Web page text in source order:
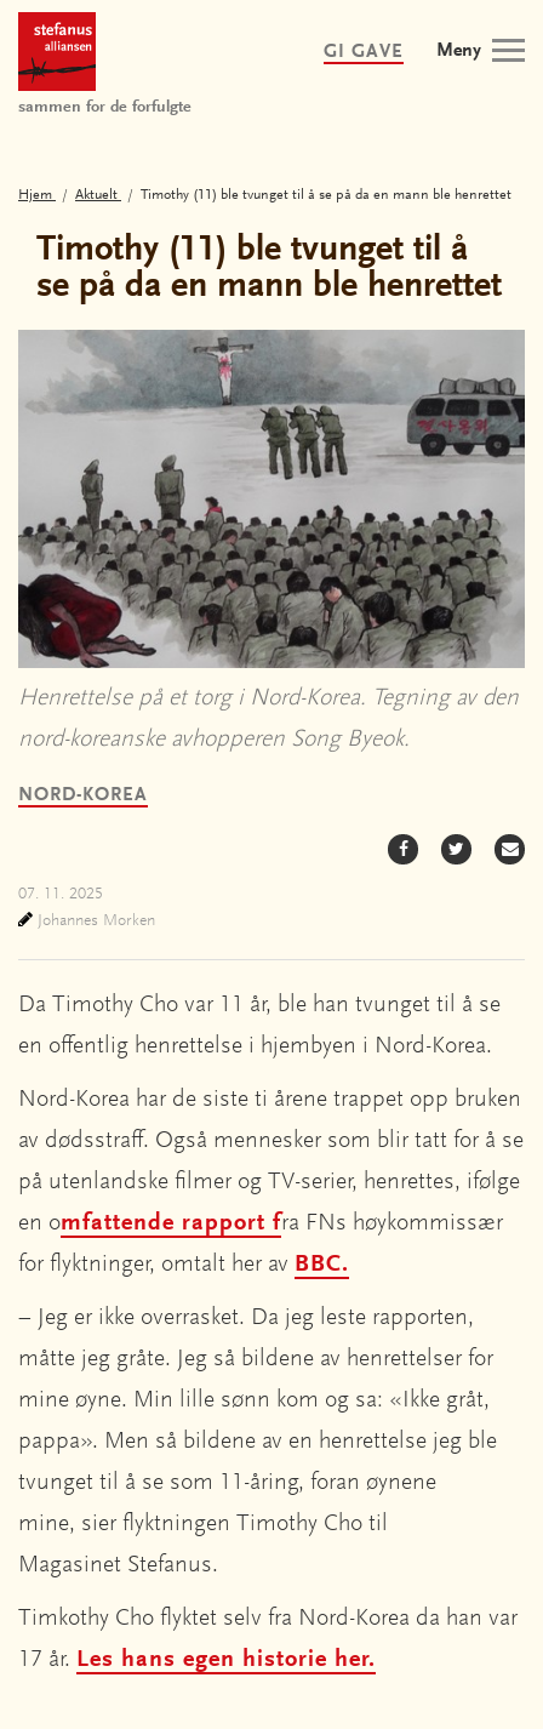
Meny
sammen for de forfulgte
GI GAVE
Hjem Aktuelt Timothy (11) ble tvunget til å se på da en mann ble henrettet
Timothy (11) ble tvunget til å
se på da en mann ble henrettet
Henrettelse på et torg i Nord-Korea. Tegning av den
nord-koreanske avhopperen Song Byeok.
NORD-KOREA
07. 11. 2025
Johannes Morken
Da Timothy Cho var 11 år, ble han tvunget til å se
en offentlig henrettelse i hjembyen i Nord-Korea.
Nord-Korea har de siste ti årene trappet opp bruken
av dødsstraff. Også mennesker som blir tatt for å se
på utenlandske filmer og TV-serier, henrettes, ifølge
en omfattende rapport fra FNs høykommissær
for flyktninger, omtalt her av BBC.
– Jeg er ikke overrasket. Da jeg leste rapporten,
måtte jeg gråte. Jeg så bildene av henrettelser for
mine øyne. Min lille sønn kom og sa: «Ikke gråt,
pappa». Men så bildene av en henrettelse jeg ble
tvunget til å se som 11-åring, foran øynene
mine, sier flyktningen Timothy Cho til
Magasinet Stefanus.
Timkothy Cho flyktet selv fra Nord-Korea da han var
17 år. Les hans egen historie her.